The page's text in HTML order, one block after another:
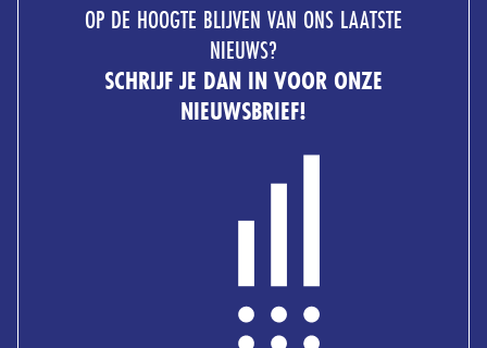
OP DE HOOGTE BLIJVEN VAN ONS LAATSTE
NIEUWS?
SCHRIJF JE DAN IN VOOR ONZE
NIEUWSBRIEF!